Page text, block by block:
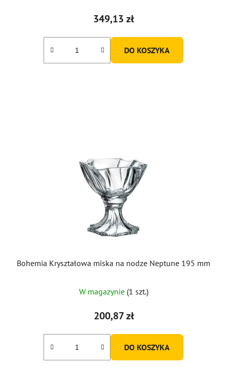
349,13 zł
DO KOSZYKA
Bohemia Kryształowa miska na nodze Neptune 195 mm
W magazynie (1 szt.)
200,87 zł
DO KOSZYKA